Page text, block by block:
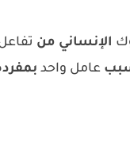
الإنساني من
عامل واحد